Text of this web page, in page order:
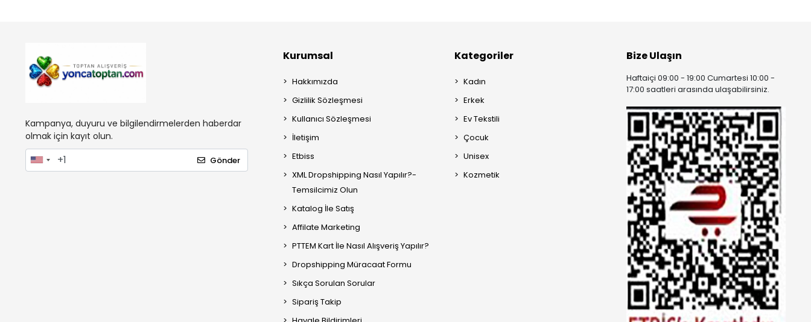
Kampanya, duyuru ve bilgilendirmelerden haberdar
olmak için kayıt olun.
Gönder
Kurumsal
Hakkımızda
Gizlilik Sözleşmesi
Kullanıcı Sözleşmesi
İletişim
Etbiss
XML Dropshipping Nasıl Yapılır?-
Temsilcimiz Olun
Katalog İle Satış
Affilate Marketing
PTTEM Kart İle Nasıl Alışveriş Yapılır?
Dropshipping Müracaat Formu
Sıkça Sorulan Sorular
Sipariş Takip
Kategoriler
Kadın
Erkek
Ev Tekstili
Çocuk
Unisex
Kozmetik
Bize Ulaşın
Haftaiçi 09:00 - 19:00 Cumartesi 10:00 -
17:00 saatleri arasında ulaşabilirsiniz.